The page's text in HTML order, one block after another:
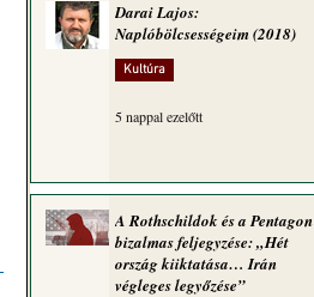
Darai Lajos:
Naplóbölcsességeim (2018)
Kultúra
5 nappal ezelőtt
A Rothschildok és a Pentagon
bizalmas feljegyzése: „Hét
ország kiiktatása… Irán
végleges legyőzése”